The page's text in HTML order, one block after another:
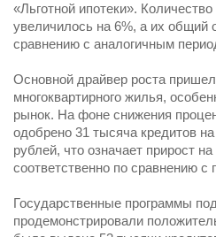
«Льготной ипотеки».
увеличилось на 6%, а их
сравнению с аналогичным
Основной драйвер роста
многоквартирного жилья,
рынок. На фоне снижения
одобрено 31 тысяча кредитов
рублей, что означает прирост
соответственно по сравнению
Государственные программы
продемонстрировали